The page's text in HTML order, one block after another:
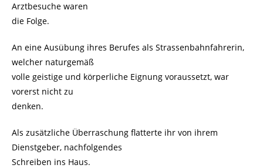
Arztbesuche waren
die Folge.
An eine Ausübung ihres Berufes als Strassenbahnfahrerin,
welcher naturgemäß
volle geistige und körperliche Eignung voraussetzt, war
vorerst nicht zu
denken.
Als zusätzliche Überraschung flatterte ihr von ihrem
Dienstgeber, nachfolgendes
Schreiben ins Haus.